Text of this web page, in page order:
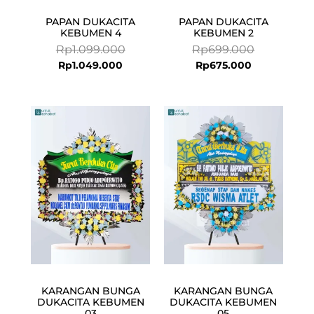
PAPAN DUKACITA
KEBUMEN 4
Rp1.099.000
Rp1.049.000
PAPAN DUKACITA
KEBUMEN 2
Rp699.000
Rp675.000
KARANGAN BUNGA
DUKACITA KEBUMEN
Rp1.800.000.
Rp1.649.000.
KARANGAN BUNGA
DUKACITA KEBUMEN
was:
is:
Rp999.000.